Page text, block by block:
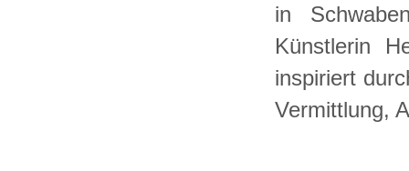
in
Künstlerin
inspiriert
Vermittlung,